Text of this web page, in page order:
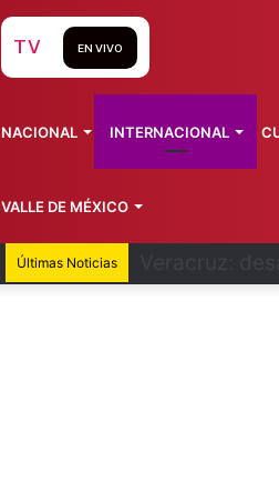
Últimas Noticias
TV EN VIVO
NACIONAL INTERNACIONAL
VALLE DE MÉXICO